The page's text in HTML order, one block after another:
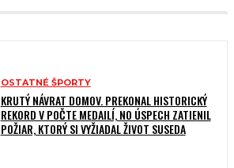
OSTATNÉ ŠPORTY
KRUTÝ NÁVRAT DOMOV. PREKONAL HISTORICKÝ
REKORD V POČTE MEDAILÍ, NO ÚSPECH ZATIENIL
POŽIAR, KTORÝ SI VYŽIADAL ŽIVOT SUSEDA